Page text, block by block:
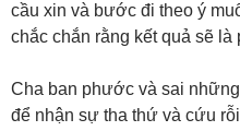
cầu xin và bước đi theo ý
chắc chắn rằng kết quả sẽ
Cha ban phước và sai
để nhận sự tha thứ và cứu